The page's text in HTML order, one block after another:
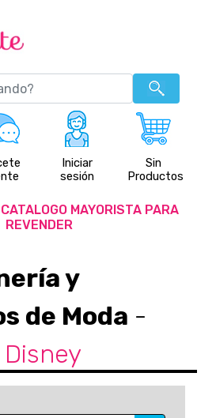
Iniciar
sesión
Sin
Productos
MAYORISTA PARA
REVENDER
y
de Moda -
Disney